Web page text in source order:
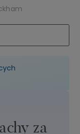
za